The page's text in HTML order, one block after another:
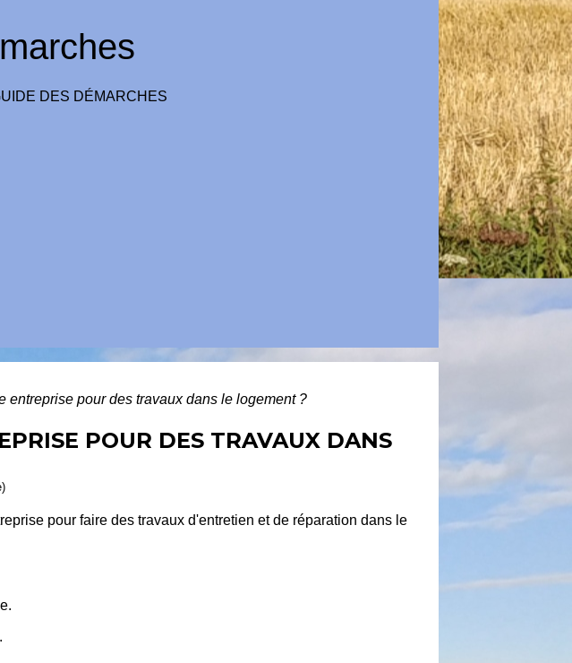
DES DÉMARCHES
entreprise pour des travaux dans le logement ?
POUR DES TRAVAUX DANS
pour faire des travaux d'entretien et de réparation dans le